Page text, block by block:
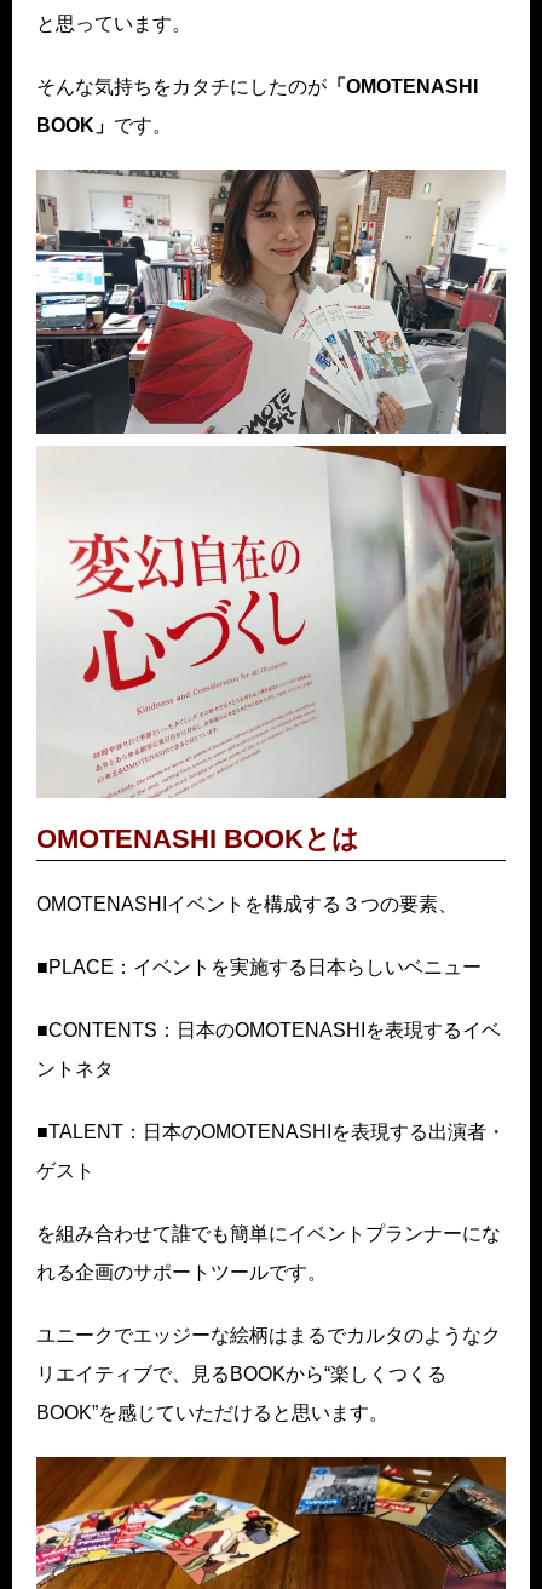
と思っています。
そんな気持ちをカタチにしたのが 「OMOTENASHI
BOOK」 です。
OMOTENASHI BOOKとは
OMOTENASHIイベントを構成する３つの要素、
■PLACE：イベントを実施する日本らしいベニュー
■CONTENTS：日本のOMOTENASHIを表現するイベ
ントネタ
■TALENT：日本のOMOTENASHIを表現する出演者・
ゲスト
を組み合わせて誰でも簡単にイベントプランナーにな
れる企画のサポートツールです。
ユニークでエッジーな絵柄はまるでカルタのようなク
リエイティブで、見るBOOKから“楽しくつくる
BOOK”を感じていただけると思います。